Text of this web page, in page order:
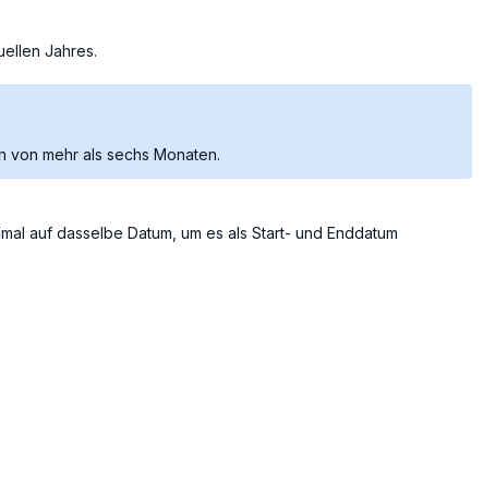
Jahres.
von mehr als sechs Monaten.
auf dasselbe Datum, um es als Start- und Enddatum